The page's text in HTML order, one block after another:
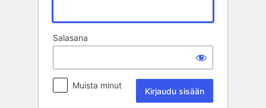
Salasana
Muista minut